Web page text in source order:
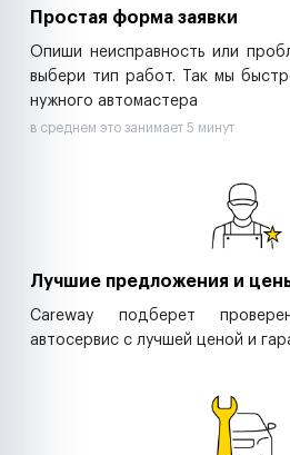
Простая форма заявки
Опиши неисправность или
выбери тип работ. Так мы
нужного автомастера
в среднем это занимает 5 минут
Лучшие предложения и
Careway подберет
автосервис с лучшей ценой и